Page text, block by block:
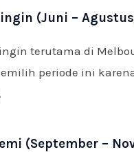
(Juni –
terutama di
periode ini
(September –